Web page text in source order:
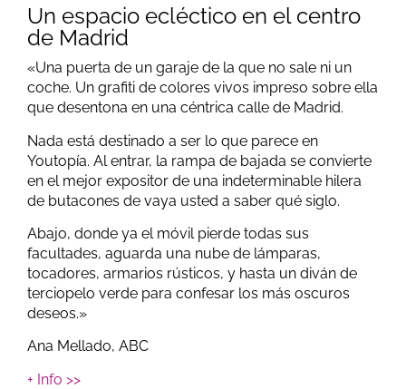
Un espacio ecléctico en el centro
de Madrid
«Una puerta de un garaje de la que no sale ni un
coche. Un grafiti de colores vivos impreso sobre ella
que desentona en una céntrica calle de Madrid.
Nada está destinado a ser lo que parece en
Youtopía. Al entrar, la rampa de bajada se convierte
en el mejor expositor de una indeterminable hilera
de butacones de vaya usted a saber qué siglo.
Abajo, donde ya el móvil pierde todas sus
facultades, aguarda una nube de lámparas,
tocadores, armarios rústicos, y hasta un diván de
terciopelo verde para confesar los más oscuros
deseos.»
Ana Mellado, ABC
+ Info >>